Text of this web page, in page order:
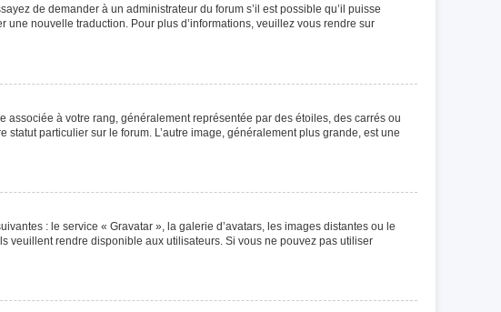
de demander à un administrateur du forum s’il est possible qu’il puisse
nouvelle traduction. Pour plus d’informations, veuillez vous rendre sur
associée à votre rang, généralement représentée par des étoiles, des carrés ou
particulier sur le forum. L’autre image, généralement plus grande, est une
: le service « Gravatar », la galerie d’avatars, les images distantes ou le
veuillent rendre disponible aux utilisateurs. Si vous ne pouvez pas utiliser